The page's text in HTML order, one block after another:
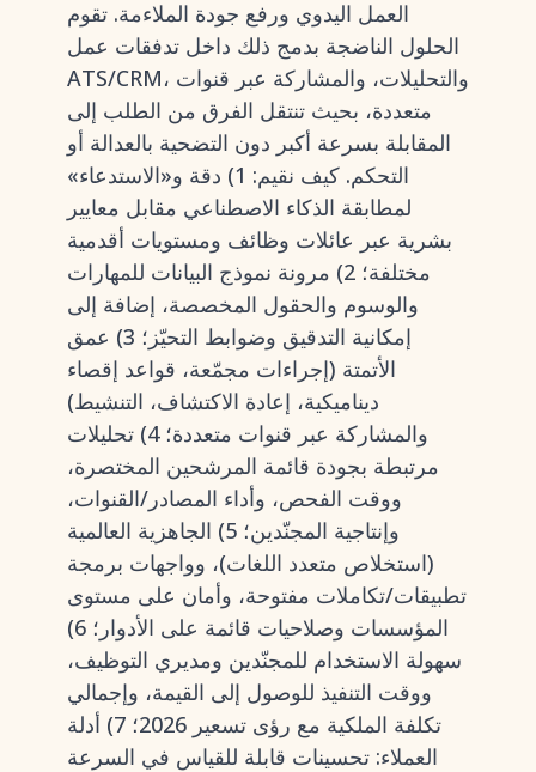
العمل اليدوي ورفع جودة الملاءمة. تقوم
الحلول الناضجة بدمج ذلك داخل تدفقات عمل
ATS/CRM، والتحليلات، والمشاركة عبر قنوات
متعددة، بحيث تنتقل الفرق من الطلب إلى
المقابلة بسرعة أكبر دون التضحية بالعدالة أو
التحكم. كيف نقيم: 1) دقة و«الاستدعاء»
لمطابقة الذكاء الاصطناعي مقابل معايير
بشرية عبر عائلات وظائف ومستويات أقدمية
مختلفة؛ 2) مرونة نموذج البيانات للمهارات
والوسوم والحقول المخصصة، إضافة إلى
إمكانية التدقيق وضوابط التحيّز؛ 3) عمق
الأتمتة (إجراءات مجمّعة، قواعد إقصاء
ديناميكية، إعادة الاكتشاف، التنشيط)
والمشاركة عبر قنوات متعددة؛ 4) تحليلات
مرتبطة بجودة قائمة المرشحين المختصرة،
ووقت الفحص، وأداء المصادر/القنوات،
وإنتاجية المجنّدين؛ 5) الجاهزية العالمية
(استخلاص متعدد اللغات)، وواجهات برمجة
تطبيقات/تكاملات مفتوحة، وأمان على مستوى
المؤسسات وصلاحيات قائمة على الأدوار؛ 6)
سهولة الاستخدام للمجنّدين ومديري التوظيف،
ووقت التنفيذ للوصول إلى القيمة، وإجمالي
تكلفة الملكية مع رؤى تسعير 2026؛ 7) أدلة
العملاء: تحسينات قابلة للقياس في السرعة